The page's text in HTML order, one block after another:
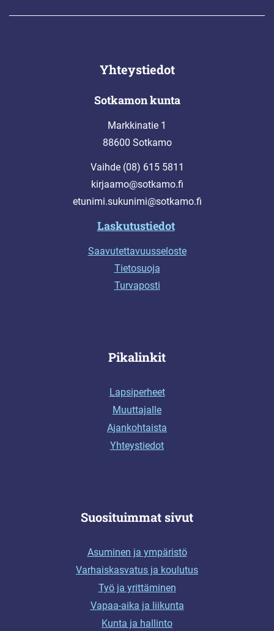
Yhteystiedot
Sotkamon kunta
Markkinatie 1
88600 Sotkamo
Vaihde (08) 615 5811
kirjaamo@sotkamo.fi
etunimi.sukunimi@sotkamo.fi
Laskutustiedot
Saavutettavuusseloste
Tietosuoja
Turvaposti
Pikalinkit
Lapsiperheet
Muuttajalle
Ajankohtaista
Yhteystiedot
Suosituimmat sivut
Asuminen ja ympäristö
Varhaiskasvatus ja koulutus
Työ ja yrittäminen
Vapaa-aika ja liikunta
Kunta ja hallinto